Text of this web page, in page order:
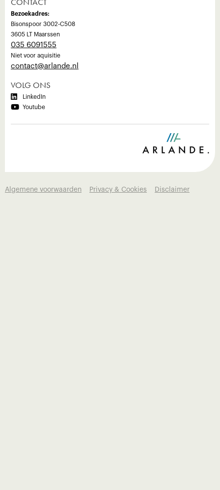
Bezoekadres:
Bisonspoor 3002-C508
3605 LT Maarssen
035 6091555
Niet voor aquisitie
‍contact@arlande.nl
VOLG ONS
 LinkedIn
 Youtube
Algemene voorwaarden Privacy & Cookies Disclaimer